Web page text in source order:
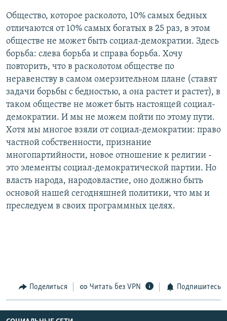
Общество, которое расколото, 10% самых бедных
отличаются от 10% самых богатых в 25 раз, в этом
обществе не может быть социал-демократии. Здесь
борьба: слева борьба и справа борьба. Хочу
повторить, что в расколотом обществе по
неравенству в самом омерзительном плане (ставят
задачи борьбы с бедностью, а она растет и растет), в
таком обществе не может быть настоящей социал-
демократии. И мы не можем пойти по этому пути.
Хотя мы многое взяли от социал-демократии: право
частной собственности, признание
многопартийности, новое отношение к религии -
это элементы социал-демократической партии. Но
власть народа, народовластие, оно должно быть
основой нашей сегодняшней политики, что мы и
преследуем в своих программных целях.
Поделиться Читать без VPN Подпишитесь